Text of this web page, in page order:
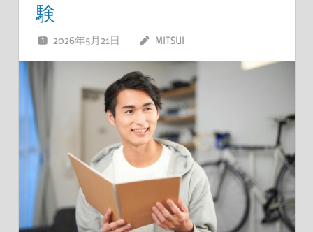
験
2026年5月21日 MITSUI